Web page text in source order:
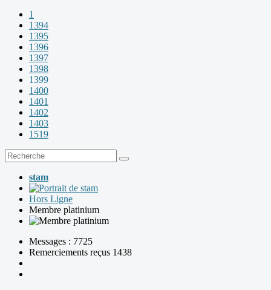
1
1394
1395
1396
1397
1398
1399
1400
1401
1402
1403
1519
stam
Hors Ligne
Membre platinium
Messages : 7725
Remerciements reçus 1438